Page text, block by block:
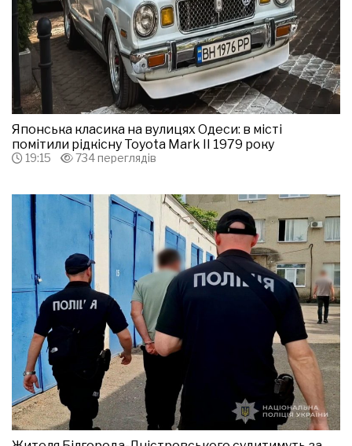
Японська класика на вулицях Одеси: в місті
помітили рідкісну Toyota Mark II 1979 року
19:15 734 переглядів